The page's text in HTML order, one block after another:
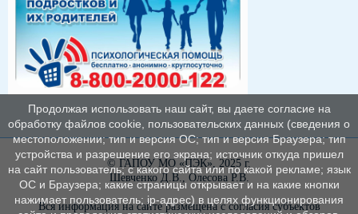
© ГАПОУ МО «ПЭК», 2025 г.
Шевченко Д.В., Олесова Р.В.
Вся информация на сайте размещена с согласия субъектов
Продолжая использовать наш сайт, вы даете согласие на
обработку файлов cookie, пользовательских данных (сведения о
местоположении; тип и версия ОС; тип и версия Браузера; тип
устройства и разрешение его экрана; источник откуда пришел
на сайт пользователь; с какого сайта или по какой рекламе; язык
ОС и Браузера; какие страницы открывает и на какие кнопки
нажимает пользователь; ip-адрес) в целях функционирования